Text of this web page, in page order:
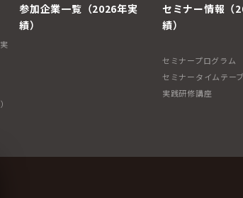
参加企業一覧（2026年実
績）
セミナー情報（
績）
セミナープログラム
セミナータイムテー
実践研修講座